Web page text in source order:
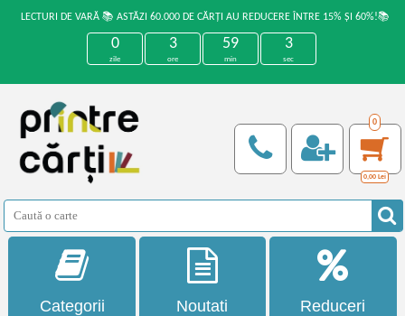
LECTURI DE VARĂ 📚 ASTĂZI 60.000 DE CĂRȚI AU REDUCERE ÎNTRE 15% ȘI 60%!📚
0
zile
3
ore
59
min
3
sec
0
0,00 Lei
Categorii Noutati Reduceri